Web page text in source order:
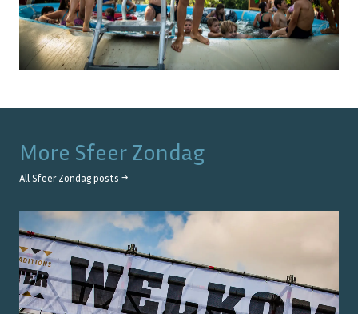
More Sfeer Zondag
All Sfeer Zondag posts →